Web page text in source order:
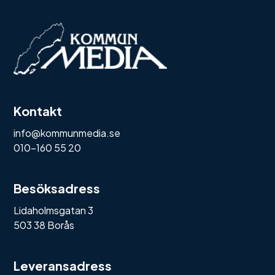
Kontakt
info@kommunmedia.se
010-160 55 20
Besöksadress
Lidaholmsgatan 3
503 38 Borås
Leveransadress